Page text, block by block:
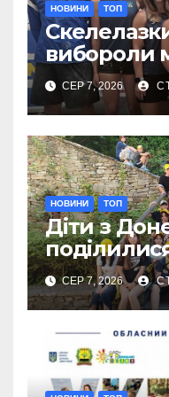
НОВИНИ ТОП
вибороли
Європи в
СЕР 7, 2026
НОВИНИ ТОП
Діти з
від
СЕР 7, 2026